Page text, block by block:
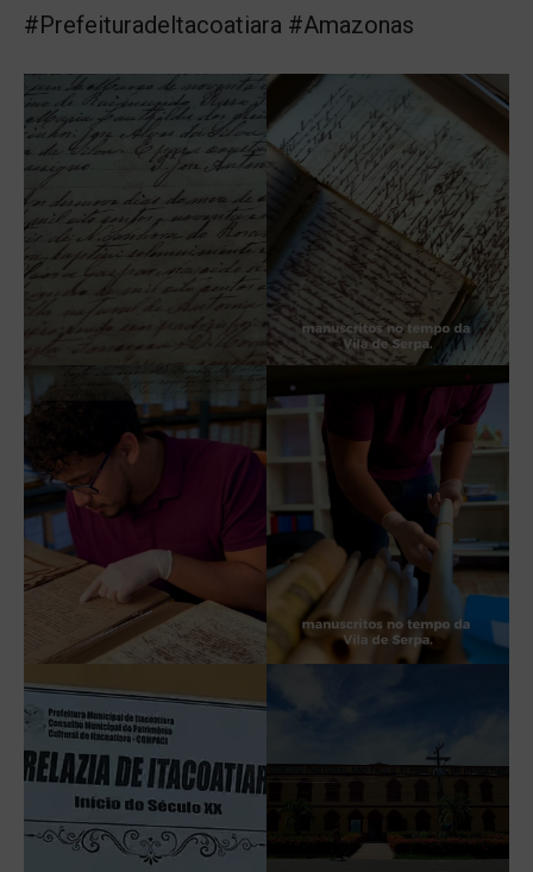
#Prefeituradeltacoatiara #Amazonas